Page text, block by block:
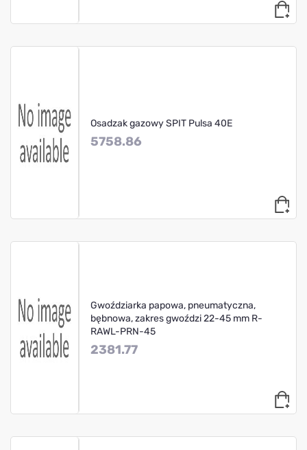
Osadzak gazowy SPIT Pulsa 40E
5758.86
Gwoździarka papowa, pneumatyczna,
bębnowa, zakres gwoździ 22-45 mm R-
RAWL-PRN-45
2381.77